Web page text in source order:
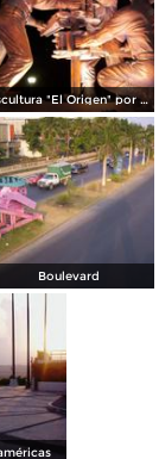
Escultura "El Origen" por Miguel Vargas Martínez
Boulevard